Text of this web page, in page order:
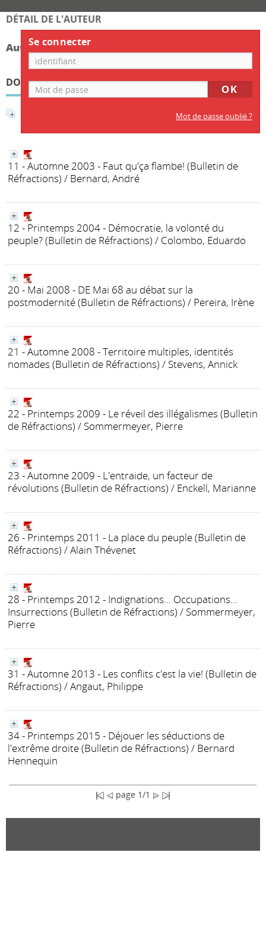
DÉTAIL DE L'AUTEUR
Auteur Bernard Hennequin
DOCUMENTS DISPONIBLES ÉCRITS PAR CET AUTEUR
11 - Automne 2003 - Faut qu'ça flambe! (Bulletin de
Réfractions) / Bernard, André
12 - Printemps 2004 - Démocratie, la volonté du
peuple?(Bulletin de Réfractions) / Colombo, Eduardo
20 - Mai 2008 - DE Mai 68 au débat sur la
postmodernité(Bulletin de Réfractions) / Pereira, Irène
21 - Automne 2008 - Territoire multiples, identités
nomades (Bulletin de Réfractions) / Stevens, Annick
22 - Printemps 2009 - Le réveil des illégalismes (Bulletin
de Réfractions) / Sommermeyer, Pierre
23 - Automne 2009 - L'entraide, un facteur de
révolutions (Bulletin de Réfractions) / Enckell, Marianne
26 - Printemps 2011 - La place du peuple(Bulletin de
Réfractions) / Alain Thévenet
28 - Printemps 2012 - Indignations... Occupations...
Insurrections (Bulletin de Réfractions) / Sommermeyer,
Pierre
31 - Automne 2013 - Les conflits c'est la vie! (Bulletin de
Réfractions) / Angaut, Philippe
34 - Printemps 2015 - Déjouer les séductions de
l'extrême droite(Bulletin de Réfractions) / Bernard
Hennequin
page 1/1
Se connecter
Mot de passe oublié ?